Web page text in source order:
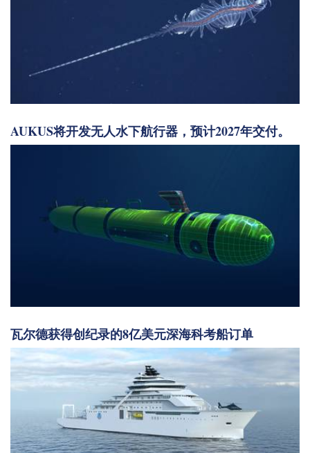
AUKUS将开发无人水下航行器，预计2027年交付。
瓦尔德获得创纪录的8亿美元深海科考船订单